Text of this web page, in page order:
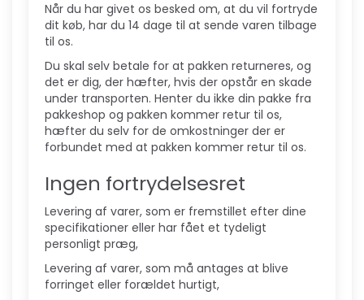
Når du har givet os besked om, at du vil fortryde
dit køb, har du 14 dage til at sende varen tilbage
til os.
Du skal selv betale for at pakken returneres, og
det er dig, der hæfter, hvis der opstår en skade
under transporten. Henter du ikke din pakke fra
pakkeshop og pakken kommer retur til os,
hæfter du selv for de omkostninger der er
forbundet med at pakken kommer retur til os.
Ingen fortrydelsesret
Levering af varer, som er fremstillet efter dine
specifikationer eller har fået et tydeligt
personligt præg,
Levering af varer, som må antages at blive
forringet eller forældet hurtigt,